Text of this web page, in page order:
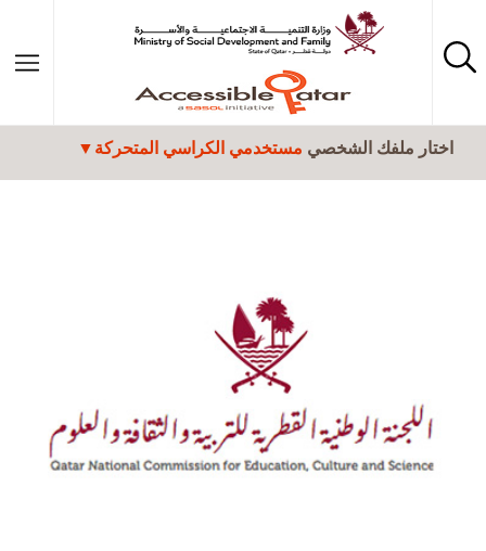
تجاوز إلى المحتوى الرئيسي
اختار ملفك الشخصي مستخدمي الكراسي المتحركة